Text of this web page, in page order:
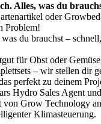
Alles, was du
oder
Problem!
du brauchst –
für Obst oder
– wir stellen dir
perfekt zu deinem
Hydro Sales Agent
Grow Technology
Klimasteuerung.